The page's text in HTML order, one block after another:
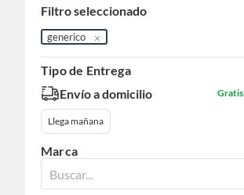
Filtro seleccionado
generico
Tipo de Entrega
Envío a domicilio
Gratis
Llega mañana
Marca